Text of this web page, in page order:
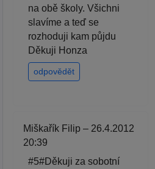
na obě školy. Všichni
slavíme a teď se
rozhoduji kam půjdu
Děkuji Honza
odpovědět
Miškařík Filip – 26.4.2012
20:39
#5#Děkuji za sobotní